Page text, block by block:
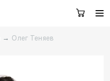
→ Олег Теняев